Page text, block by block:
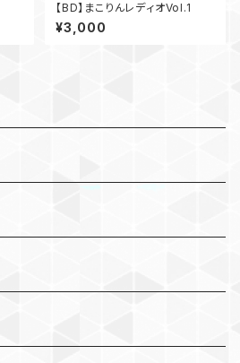
【BD】まこりんレディオVol.1
¥3,000